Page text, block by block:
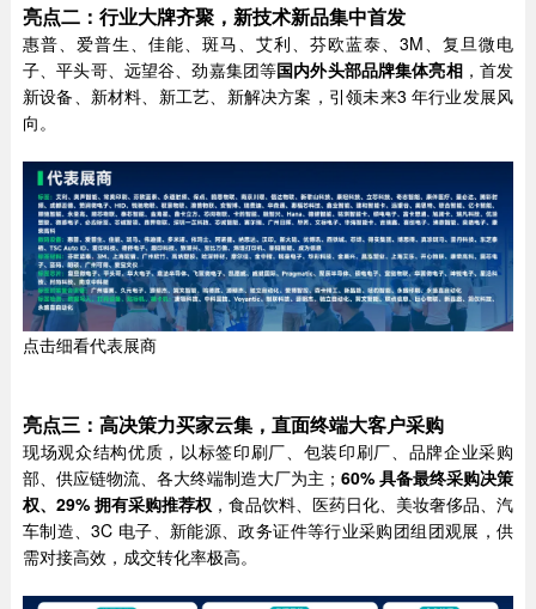
亮点二：行业大牌齐聚，新技术新品集中首发
惠普、爱普生、佳能、斑马、艾利、芬欧蓝泰、3M、复旦微电
子、平头哥、远望谷、劲嘉集团等国内外头部品牌集体亮相，首发
新设备、新材料、新工艺、新解决方案，引领未来3 年行业发展风
向。
点击细看代表展商
亮点三：高决策力买家云集，直面终端大客户采购
现场观众结构优质，以标签印刷厂、包装印刷厂、品牌企业采购
部、供应链物流、各大终端制造大厂为主；60% 具备最终采购决策
权、29% 拥有采购推荐权 ，食品饮料、医药日化、美妆奢侈品、汽
车制造、3C 电子、新能源、政务证件等行业采购团组团观展，供
需对接高效，成交转化率极高。